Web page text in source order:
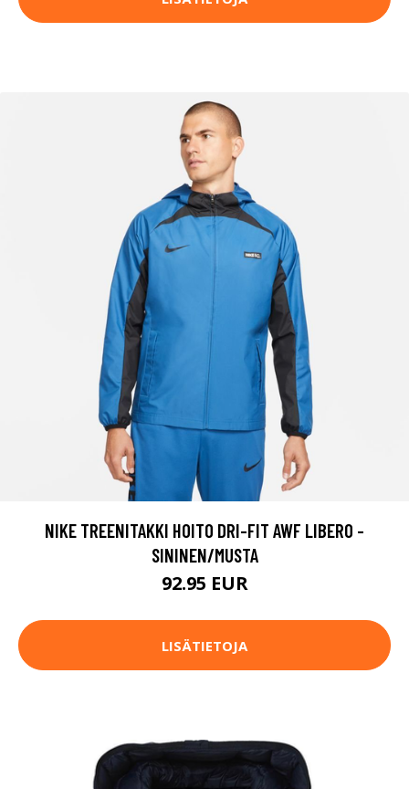
NIKE TREENITAKKI HOITO DRI-FIT AWF LIBERO -
SININEN/MUSTA
92.95 EUR
LISÄTIETOJA